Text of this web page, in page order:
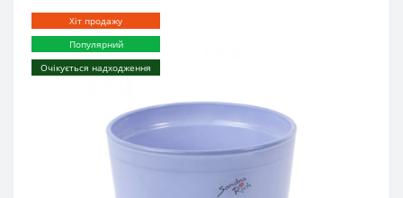
Хіт продажу
Популярний
Очікується надходження